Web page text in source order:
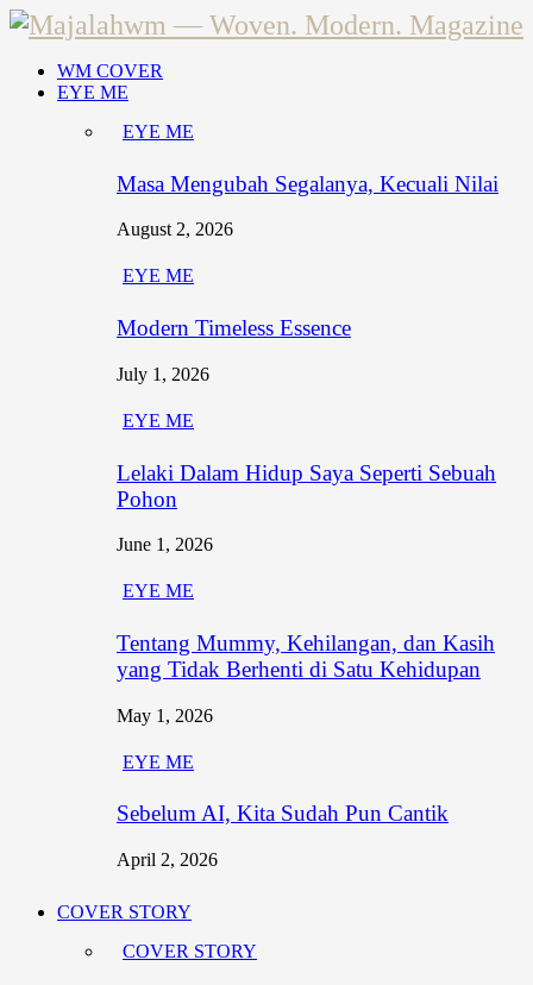
WM COVER
EYE ME
EYE ME
Masa Mengubah Segalanya, Kecuali Nilai
August 2, 2026
EYE ME
Modern Timeless Essence
July 1, 2026
EYE ME
Lelaki Dalam Hidup Saya Seperti Sebuah
Pohon
June 1, 2026
EYE ME
Tentang Mummy, Kehilangan, dan Kasih
yang Tidak Berhenti di Satu Kehidupan
May 1, 2026
EYE ME
Sebelum AI, Kita Sudah Pun Cantik
April 2, 2026
COVER STORY
COVER STORY